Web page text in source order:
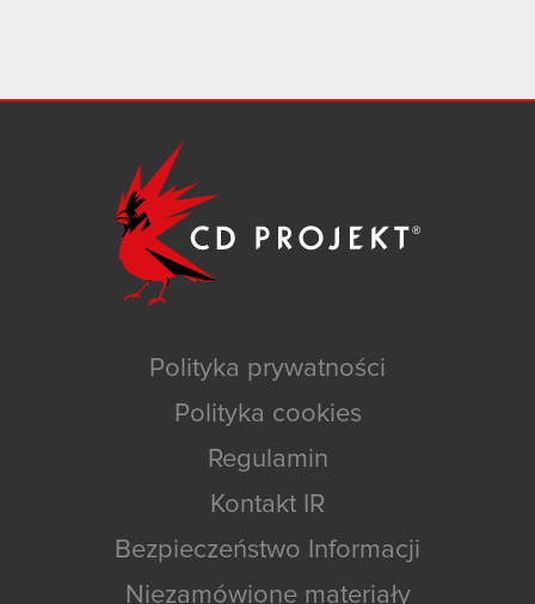
Polityka prywatności
Polityka cookies
Regulamin
Kontakt IR
Bezpieczeństwo Informacji
Niezamówione materiały